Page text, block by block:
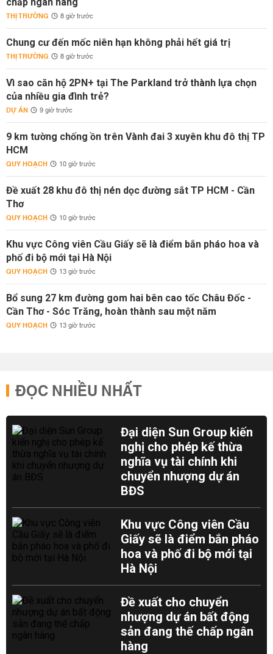
THỊ TRƯỜNG 8 giờ trước
Chung cư đến mốc niên hạn không phải hết giá trị
THỊ TRƯỜNG 8 giờ trước
Vì sao căn hộ 2PN+ tại The Parkland trở thành lựa chọn
của nhiều gia đình trẻ?
DỰ ÁN 9 giờ trước
9 km tường chống ồn trên Vành đai 3 xuyên khu đô thị TP
HCM
QUY HOẠCH 10 giờ trước
Đề xuất 28 khu đô thị nén dọc đường sắt TP HCM - Cần
Thơ
QUY HOẠCH 10 giờ trước
Khu vực Công viên Cầu Giấy sẽ là điểm bắn pháo hoa và
phố đi bộ mới tại Hà Nội
QUY HOẠCH 13 giờ trước
Bổ sung 27 km đường gom hai bên cao tốc Châu Đốc -
Cần Thơ - Sóc Trăng, hoàn thành sau một năm
QUY HOẠCH 13 giờ trước
ĐỌC NHIỀU NHẤT
Đại diện Sun Group kiến
nghị cho phép kế thừa
nghĩa vụ tài chính khi
chuyển nhượng dự án
BĐS
Khu vực Công viên Cầu
Giấy sẽ là điểm bắn pháo
hoa và phố đi bộ mới tại
Hà Nội
Đề xuất cho chuyển
nhượng dự án bất động
sản đang thế chấp ngân
hàng